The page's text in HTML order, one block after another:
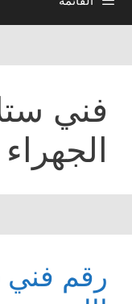
فني
الجهراء
رقم